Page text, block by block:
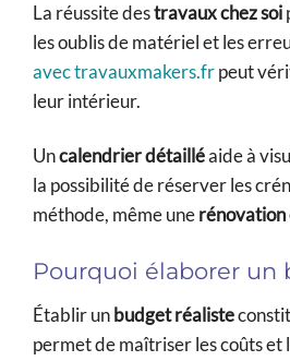
La réussite destravaux chez soi
les oublis de matériel et les
avec travauxmakers.frpeut
leur intérieur.
Uncalendrier détailléaide à
la possibilité de réserver les
méthode, même unerénovation
Pourquoi élaborer un
Établir unbudget réaliste
permet de maîtriser les coûts et